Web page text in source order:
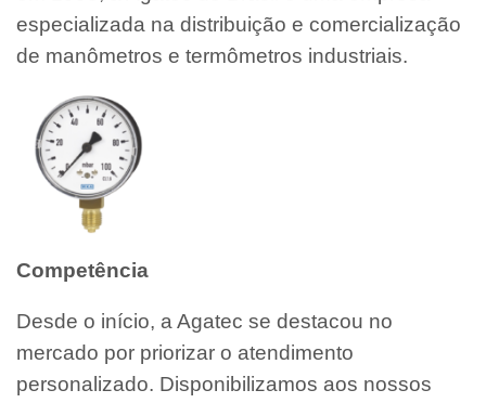
especializada na distribuição e comercialização
de manômetros e termômetros industriais.
Competência
Desde o início, a Agatec se destacou no
mercado por priorizar o atendimento
personalizado. Disponibilizamos aos nossos